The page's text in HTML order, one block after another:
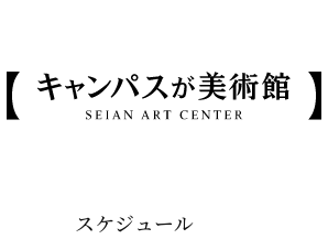
スケジュール